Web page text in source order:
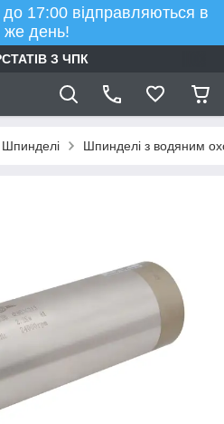
17:00 відправляються в
же день!
З ЧПК
Шпинделі Шпинделі з водяним